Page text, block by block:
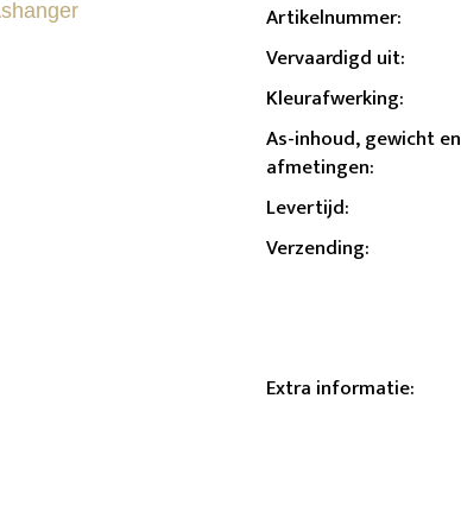
Artikelnummer:
Vervaardigd uit:
Kleurafwerking:
As-inhoud, gewicht en
afmetingen:
Levertijd:
Verzending:
Extra informatie: